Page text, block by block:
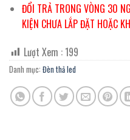
ĐỔI TRẢ TRONG VÒNG 30
KIỆN CHƯA LẮP ĐẶT HOẶC
Lượt Xem :199
Danh mục: Đèn thả led